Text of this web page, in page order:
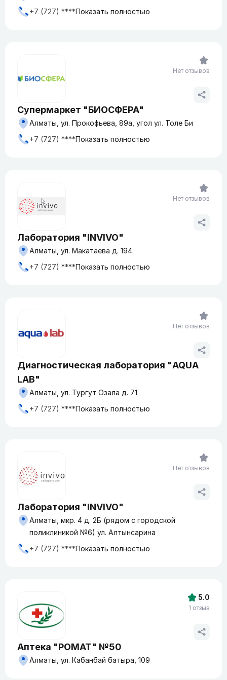
+7 (727) ****Показать полностью
Супермаркет "БИОСФЕРА"
Алматы, ул. Прокофьева, 89а, угол ул. Толе Би
+7 (727) ****Показать полностью
Нет отзывов
Лаборатория "INVIVO"
Алматы, ул. Макатаева д. 194
+7 (727) ****Показать полностью
Нет отзывов
Диагностическая лаборатория "AQUA
LAB"
Алматы, ул. Тургут Озала д. 71
+7 (727) ****Показать полностью
Нет отзывов
Лаборатория "INVIVO"
Алматы, мкр. 4 д. 2Б (рядом с городской
поликлиникой №6) ул. Алтынсарина
+7 (727) ****Показать полностью
Нет отзывов
Аптека "РОМАТ" №50
Алматы, ул. Кабанбай батыра, 109
5.0
1 отзыв